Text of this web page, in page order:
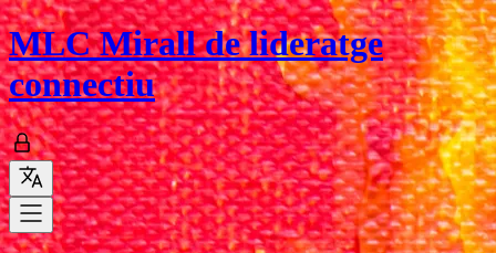
MLCMirall de lideratge
connectiu